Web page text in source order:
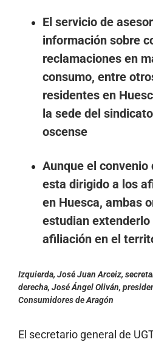
El servicio de
información sobre
reclamaciones en
consumo, entre
residentes en
la sede del
oscense
Aunque el convenio
esta dirigido a los
en Huesca, ambas
estudian
afiliación en el
Izquierda, José Juan Arceiz,
derecha, José Ángel Oliván,
Consumidores de Aragón
El secretario general de